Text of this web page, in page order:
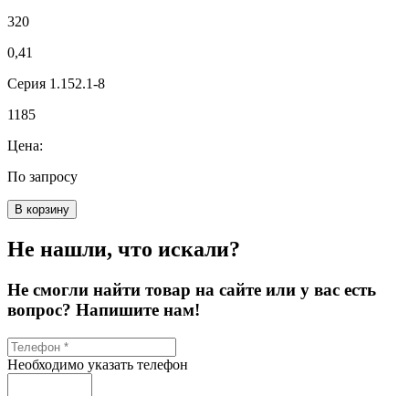
320
0,41
Серия 1.152.1-8
1185
Цена:
По запросу
В корзину
Не нашли, что искали?
Не смогли найти товар на сайте или у вас есть
вопрос? Напишите нам!
Необходимо указать телефон